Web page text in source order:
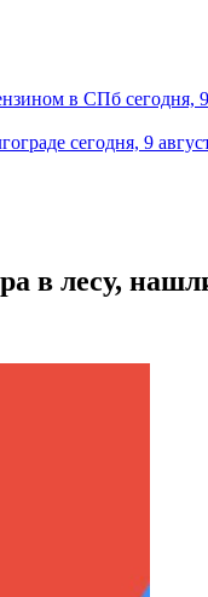
в СПб сегодня,
сегодня, 9
в лесу,